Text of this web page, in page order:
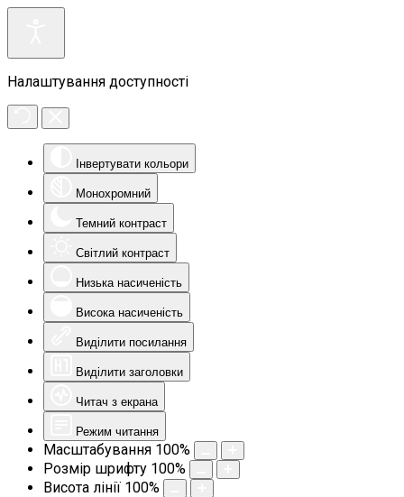
Налаштування доступності
Інвертувати кольори
Монохромний
Темний контраст
Світлий контраст
Низька насиченість
Висока насиченість
Виділити посилання
Виділити заголовки
Читач з екрана
Режим читання
Масштабування 100%
Розмір шрифту 100%
Висота лінії 100%